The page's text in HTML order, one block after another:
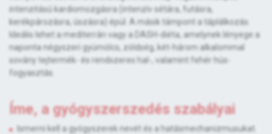
intenzitású kardiomozgásra (intenzív sétára, futásra,
kerékpározásra, úszásra) épül. A másik támpont a táplálkozás.
Ideális lehet a mediterrán vagy a DASH-diéta, amelynek lényege a
naponta négyszeri gyümölcs, zöldség, két-három alkalommal
sovány tejtermék- és rendszeres hal-, valamint fehér hús-
fogyasztás.
Íme, a gyógyszerszedés szabályai
Ismerni kell a gyógyszerek nevét és a hatásmechanizmusukat.